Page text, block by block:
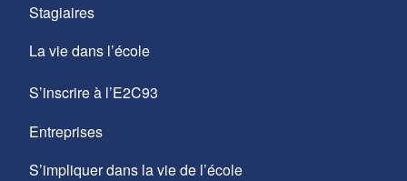
Stagiaires
La vie dans l’école
S’inscrire à l’E2C93
Entreprises
S’impliquer dans la vie de l’école